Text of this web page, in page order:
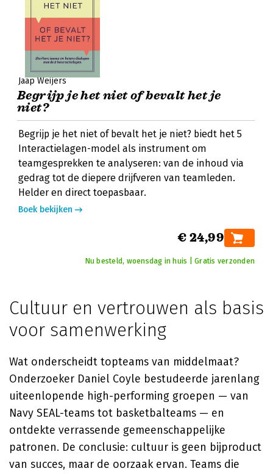
Jaap Weijers
Begrijp je het niet of bevalt het je
niet?
Begrijp je het niet of bevalt het je niet? biedt het 5
Interactielagen-model als instrument om
teamgesprekken te analyseren: van de inhoud via
gedrag tot de diepere drijfveren van teamleden.
Helder en direct toepasbaar.
Boek bekijken
€ 24,99
Nu besteld, woensdag in huis | Gratis verzonden
Cultuur en vertrouwen als basis
voor samenwerking
Wat onderscheidt topteams van middelmaat?
Onderzoeker Daniel Coyle bestudeerde jarenlang
uiteenlopende high-performing groepen — van
Navy SEAL-teams tot basketbalteams — en
ontdekte verrassende gemeenschappelijke
patronen. De conclusie: cultuur is geen bijproduct
van succes, maar de oorzaak ervan. Teams die